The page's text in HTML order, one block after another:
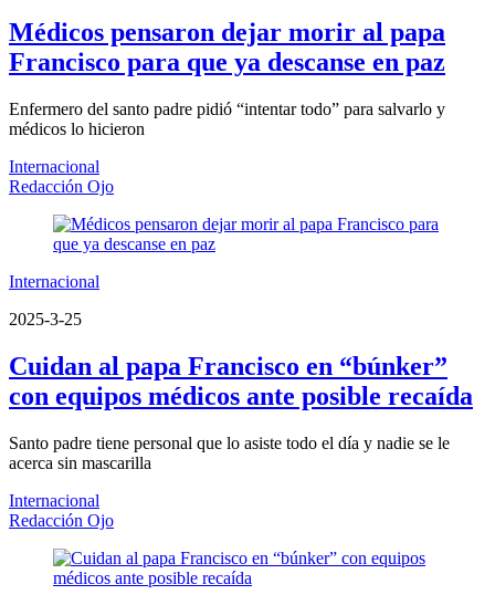
Médicos pensaron dejar morir al papa
Francisco para que ya descanse en paz
Enfermero del santo padre pidió “intentar todo” para salvarlo y
médicos lo hicieron
Internacional
Redacción Ojo
Internacional
2025-3-25
Cuidan al papa Francisco en “búnker”
con equipos médicos ante posible recaída
Santo padre tiene personal que lo asiste todo el día y nadie se le
acerca sin mascarilla
Internacional
Redacción Ojo